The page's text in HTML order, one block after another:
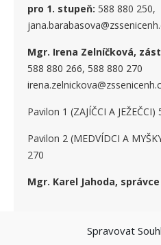
Spravovat
pro 1. stupeň: 588 880 250,
Mgr. Irena Zelníčková,
588 880 266, 588 880 270
Pavilon 1 (ZAJÍČCI A
Pavilon 2 (MEDVÍDCI A
270
Mgr. Karel Jahoda,